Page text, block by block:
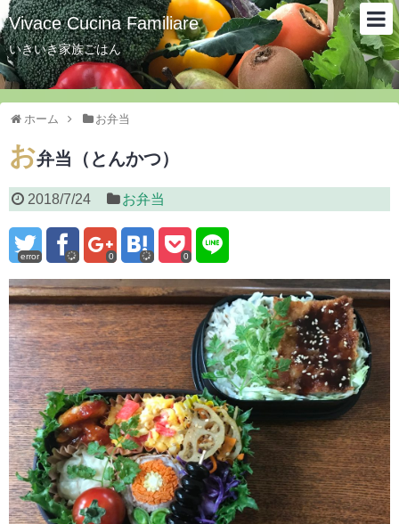
Vivace Cucina Familiare
いきいき家族ごはん
ホーム お弁当
お弁当（とんかつ）
2018/7/24 お弁当
error 0 0